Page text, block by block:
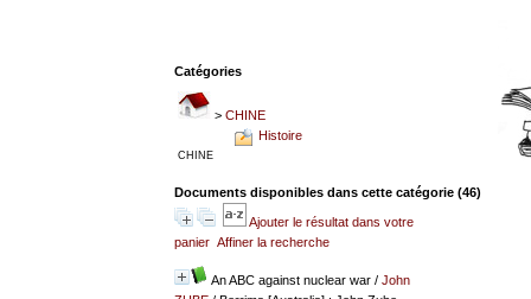
Catégories
> CHINE
Histoire
CHINE
Documents disponibles dans cette catégorie (46)
Ajouter le résultat dans votre
panier Affiner la recherche
An ABC against nuclear war/ John